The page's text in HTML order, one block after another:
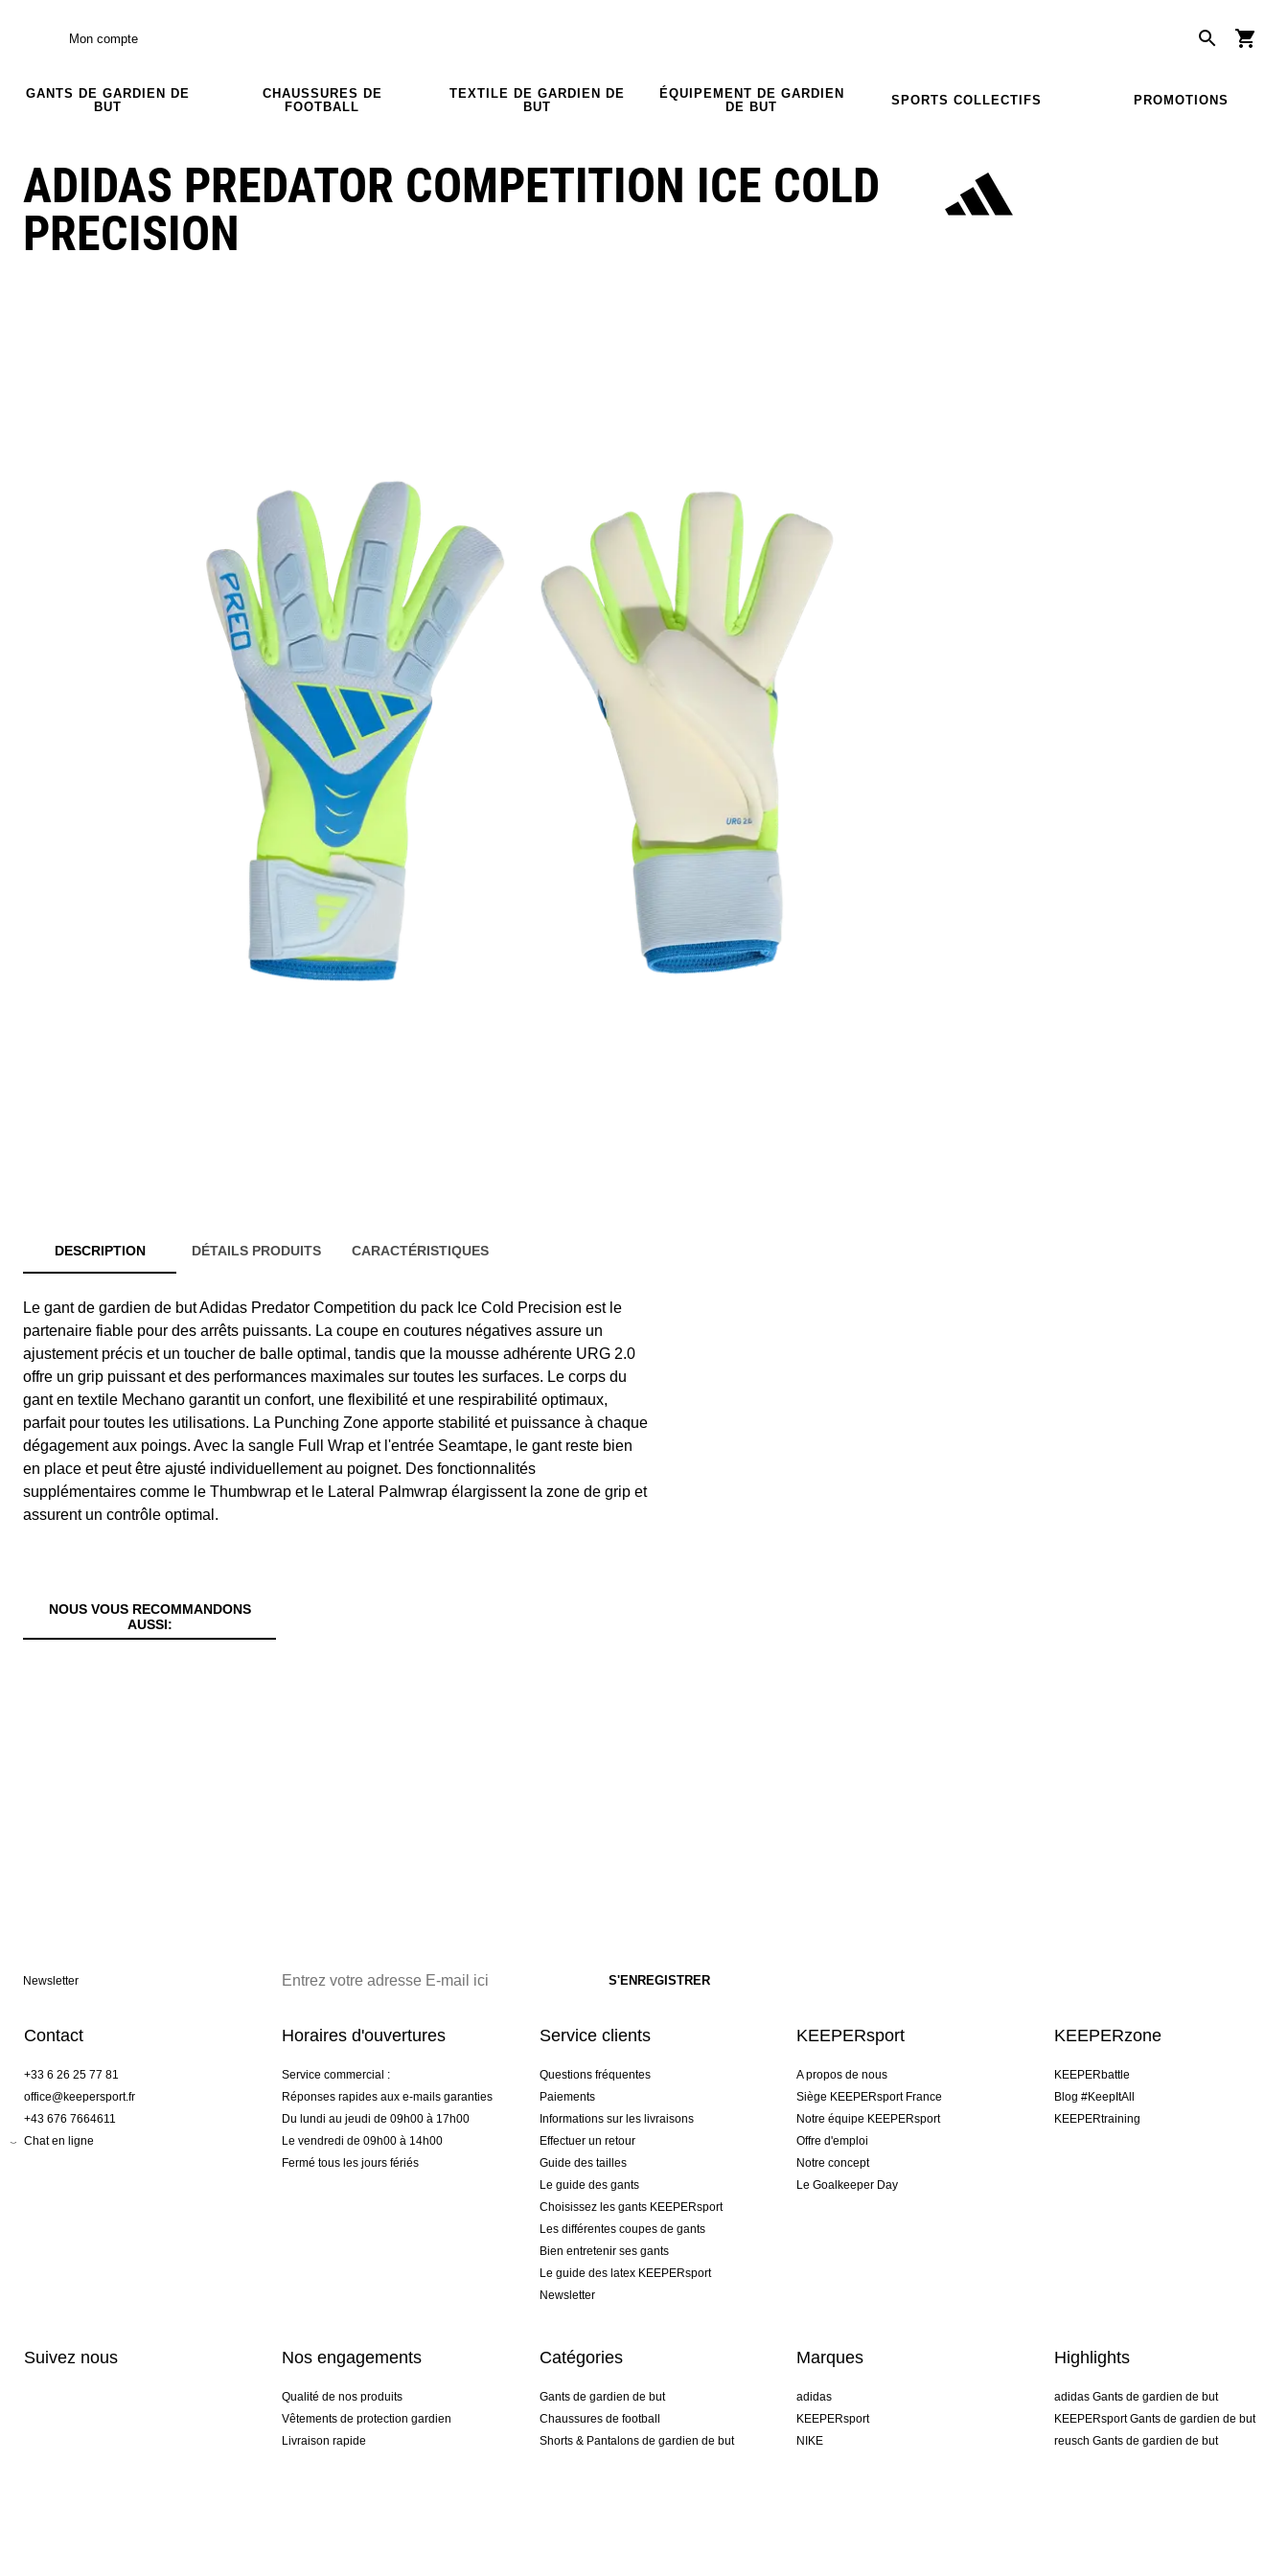
Mon compte
GANTS DE GARDIEN DE
BUT
CHAUSSURES DE
FOOTBALL
TEXTILE DE GARDIEN DE
BUT
ÉQUIPEMENT DE GARDIEN
DE BUT
SPORTS COLLECTIFS PROMOTIONS
ADIDAS PREDATOR COMPETITION ICE COLD
PRECISION
DESCRIPTION DÉTAILS PRODUITS CARACTÉRISTIQUES
Le gant de gardien de but Adidas Predator Competition du pack Ice Cold Precision est le
partenaire fiable pour des arrêts puissants. La coupe en coutures négatives assure un
ajustement précis et un toucher de balle optimal, tandis que la mousse adhérente URG 2.0
offre un grip puissant et des performances maximales sur toutes les surfaces. Le corps du
gant en textile Mechano garantit un confort, une flexibilité et une respirabilité optimaux,
parfait pour toutes les utilisations. La Punching Zone apporte stabilité et puissance à chaque
dégagement aux poings. Avec la sangle Full Wrap et l'entrée Seamtape, le gant reste bien
en place et peut être ajusté individuellement au poignet. Des fonctionnalités
supplémentaires comme le Thumbwrap et le Lateral Palmwrap élargissent la zone de grip et
assurent un contrôle optimal.
NOUS VOUS RECOMMANDONS
AUSSI:
Newsletter
Contact
+33 6 26 25 77 81
office@keepersport.fr
+43 676 7664611
Chat en ligne
Horaires d'ouvertures
Service commercial :
Réponses rapides aux e-mails garanties
Du lundi au jeudi de 09h00 à 17h00
Le vendredi de 09h00 à 14h00
Fermé tous les jours fériés
Service clients
Questions fréquentes
Paiements
Informations sur les livraisons
Effectuer un retour
Guide des tailles
Le guide des gants
Choisissez les gants KEEPERsport
Les différentes coupes de gants
Bien entretenir ses gants
Le guide des latex KEEPERsport
Newsletter
KEEPERsport
A propos de nous
Siège KEEPERsport France
Notre équipe KEEPERsport
Offre d'emploi
Notre concept
Le Goalkeeper Day
KEEPERzone
KEEPERbattle
Blog #KeepItAll
KEEPERtraining
Suivez nous Nos engagements
Qualité de nos produits
Vêtements de protection gardien
Livraison rapide
Catégories
Gants de gardien de but
Chaussures de football
Shorts & Pantalons de gardien de but
Marques
adidas
KEEPERsport
NIKE
Highlights
adidas Gants de gardien de but
KEEPERsport Gants de gardien de but
reusch Gants de gardien de but